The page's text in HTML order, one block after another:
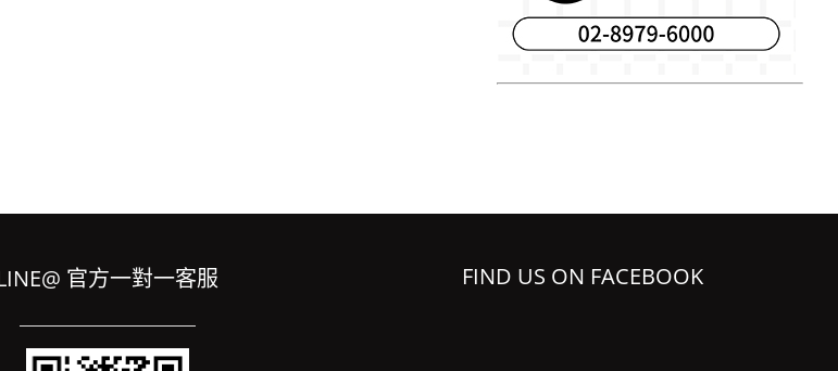
官方一對一客服 FIND US ON FACEBOOK